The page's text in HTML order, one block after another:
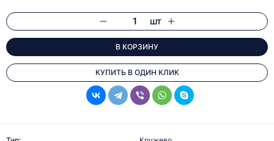
шт
В КОРЗИНУ
КУПИТЬ В ОДИН КЛИК